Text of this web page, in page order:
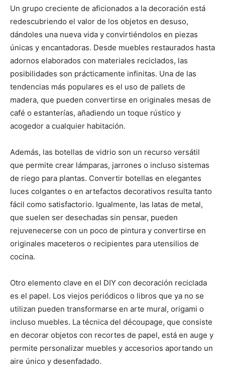
Un grupo creciente de aficionados a la decoración está
redescubriendo el valor de los objetos en desuso,
dándoles una nueva vida y convirtiéndolos en piezas
únicas y encantadoras. Desde muebles restaurados hasta
adornos elaborados con materiales reciclados, las
posibilidades son prácticamente infinitas. Una de las
tendencias más populares es el uso de pallets de
madera, que pueden convertirse en originales mesas de
café o estanterías, añadiendo un toque rústico y
acogedor a cualquier habitación.
Además, las botellas de vidrio son un recurso versátil
que permite crear lámparas, jarrones o incluso sistemas
de riego para plantas. Convertir botellas en elegantes
luces colgantes o en artefactos decorativos resulta tanto
fácil como satisfactorio. Igualmente, las latas de metal,
que suelen ser desechadas sin pensar, pueden
rejuvenecerse con un poco de pintura y convertirse en
originales maceteros o recipientes para utensilios de
cocina.
Otro elemento clave en el DIY con decoración reciclada
es el papel. Los viejos periódicos o libros que ya no se
utilizan pueden transformarse en arte mural, origami o
incluso muebles. La técnica del découpage, que consiste
en decorar objetos con recortes de papel, está en auge y
permite personalizar muebles y accesorios aportando un
aire único y desenfadado.